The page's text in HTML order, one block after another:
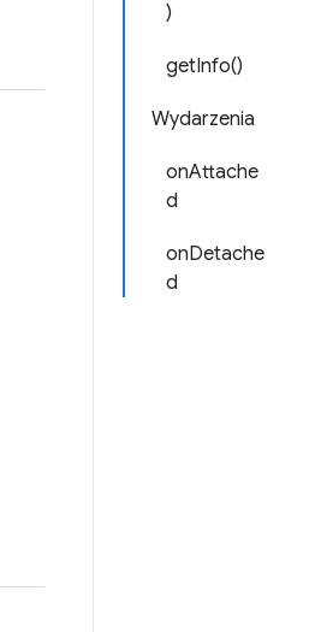
)
getInfo()
Wydarzenia
onAttache
d
onDetache
d